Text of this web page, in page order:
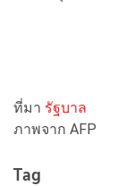
ที่มา รัฐบาล
ภาพจาก AFP
Tag